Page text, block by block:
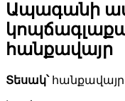
Ապագանի
հանքավայր
Տեսակ՝հանքավայր